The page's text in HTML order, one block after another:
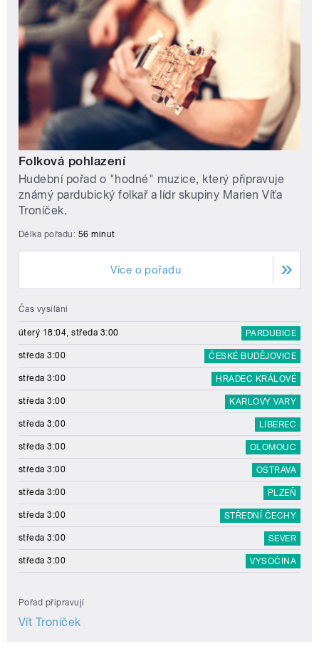
Folková pohlazení
Hudební pořad o "hodné" muzice, který připravuje
známý pardubický folkař a lídr skupiny Marien Víťa
Troníček.
Délka pořadu: 56 minut
Více o pořadu
Čas vysílání
úterý 18:04, středa 3:00 PARDUBICE
středa 3:00 ČESKÉ BUDĚJOVICE
středa 3:00 HRADEC KRÁLOVÉ
středa 3:00 KARLOVY VARY
středa 3:00 LIBEREC
středa 3:00 OLOMOUC
středa 3:00 OSTRAVA
středa 3:00 PLZEŇ
středa 3:00 STŘEDNÍ ČECHY
středa 3:00 SEVER
středa 3:00 VYSOČINA
Pořad připravují
Vít Troníček